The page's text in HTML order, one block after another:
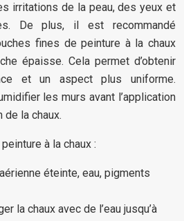
irritations de la peau, des yeux et
De plus, il est recommandé
fines de peinture à la chaux
épaisse. Cela permet d’obtenir
et un aspect plus uniforme.
les murs avant l’application
de la chaux.
à la chaux :
éteinte, eau, pigments
la chaux avec de l’eau jusqu’à